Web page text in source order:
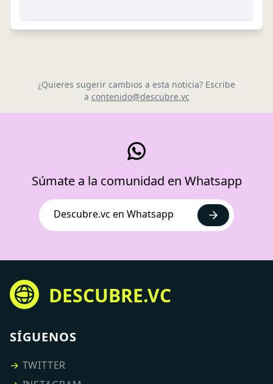
¿Quieres sugerir cambios a esta noticia? Escribe
a contenido@descubre.vc
Súmate a la comunidad en Whatsapp
Descubre.vc en Whatsapp
DESCUBRE.VC
SÍGUENOS
→ TWITTER